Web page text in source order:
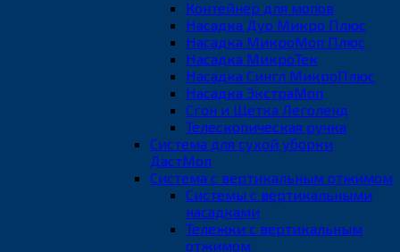
Контейнер для мопов
Насадка Дуо Микро Плюс
Насадка МикроМоп Плюс
Насадка МикроТек
Насадка Сингл МикроПлюс
Насадка ЭкстраМоп
Сгон и Щетка Леголенд
Телескопическая ручка
Система для сухой уборки
ДастМоп
Система с вертикальным отжимом
Системы с вертикальными
насадками
Тележки с вертикальным
отжимом